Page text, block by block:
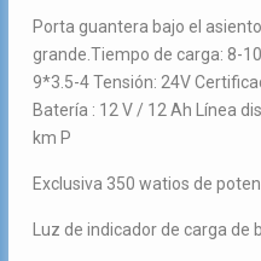
Porta guantera bajo el
grande.Tiempo de carga: 8-
9*3.5-4 Tensión: 24V
Batería : 12 V / 12 Ah Línea
km P
Exclusiva 350 watios de
Luz de indicador de carga de